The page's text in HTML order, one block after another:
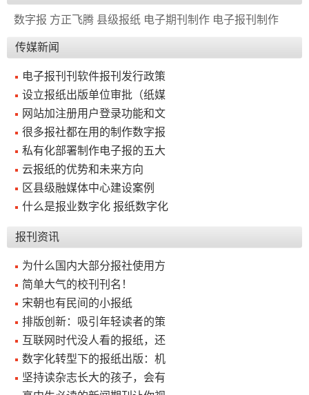
CMS
数字报 方正飞腾 县级报纸 电子期刊制作 电子报刊制作
传媒新闻
电子报刊刊软件报刊发行政策
设立报纸出版单位审批（纸媒
网站加注册用户登录功能和文
很多报社都在用的制作数字报
私有化部署制作电子报的五大
云报纸的优势和未来方向
区县级融媒体中心建设案例
什么是报业数字化 报纸数字化
报刊资讯
为什么国内大部分报社使用方
简单大气的校刊刊名！
宋朝也有民间的小报纸
排版创新：吸引年轻读者的策
互联网时代没人看的报纸，还
数字化转型下的报纸出版：机
坚持读杂志长大的孩子，会有